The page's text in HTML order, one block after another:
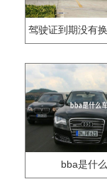
bba是什